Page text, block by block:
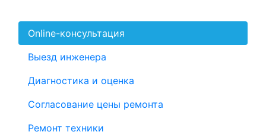
Online-консультация
Выезд инженера
Диагностика и оценка
Согласование цены ремонта
Ремонт техники